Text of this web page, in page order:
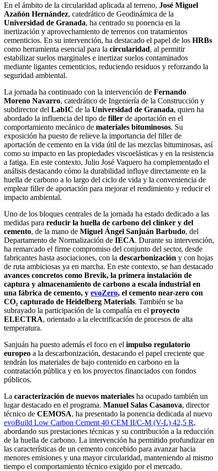
En el ámbito de la circularidad aplicada al terreno, José Miguel
Azañón Hernández, catedrático de Geodinámica de la
Universidad de Granada, ha centrado su ponencia en la
inertización y aprovechamiento de terrenos con tratamientos
cementicios. En su intervención, ha destacado el papel de los HRBs
como herramienta esencial para la circularidad, al permitir
estabilizar suelos marginales e inertizar suelos contaminados
mediante ligantes cementicios, reduciendo residuos y reforzando la
seguridad ambiental.
La jornada ha continuado con la intervención de Fernando
Moreno Navarro, catedrático de Ingeniería de la Construcción y
subdirector del LabIC de la Universidad de Granada, quien ha
abordado la influencia del tipo de filler de aportación en el
comportamiento mecánico de materiales bituminosos. Su
exposición ha puesto de relieve la importancia del filler de
aportación de cemento en la vida útil de las mezclas bituminosas, así
como su impacto en las propiedades viscoelásticas y en la resistencia
a fatiga. En este contexto, Julio José Vaquero ha complementado el
análisis destacando cómo la durabilidad influye directamente en la
huella de carbono a lo largo del ciclo de vida y la conveniencia de
emplear filler de aportación para mejorar el rendimiento y reducir el
impacto ambiental.
Uno de los bloques centrales de la jornada ha estado dedicado a las
medidas para reducir la huella de carbono del clínker y del
cemento, de la mano de Miguel Ángel Sanjuán Barbudo, del
Departamento de Normalización de IECA. Durante su intervención,
ha remarcado el firme compromiso del conjunto del sector, desde
fabricantes hasta asociaciones, con la descarbonización y con hojas
de ruta ambiciosas ya en marcha. En este contexto, se han destacado
avances concretos como Brevik, la primera instalación de
captura y almacenamiento de carbono a escala industrial en
una fábrica de cemento, y evoZero, el cemento near-zero con
CO₂ capturado de Heidelberg Materials. También se ha
subrayado la participación de la compañía en el proyecto
ELECTRA, orientado a la electrificación de procesos de alta
temperatura.
Sanjuán ha puesto además el foco en el impulso regulatorio
europeo a la descarbonización, destacando el papel creciente que
tendrán los materiales de bajo contenido en carbono en la
contratación pública y en los proyectos financiados con fondos
públicos.
La caracterización de nuevos materiales ha ocupado también un
lugar destacado en el programa. Manuel Salas Casanova, director
técnico de CEMOSA, ha presentado la ponencia dedicada al nuevo
evoBuild Low Carbon Cement 40 CEM II/C-M (V-L) 42,5 R,
abordando sus prestaciones técnicas y su contribución a la reducción
de la huella de carbono. La intervención ha permitido profundizar en
las características de un cemento concebido para avanzar hacia
menores emisiones y una mayor circularidad, manteniendo al mismo
tiempo el comportamiento técnico exigido por el mercado.